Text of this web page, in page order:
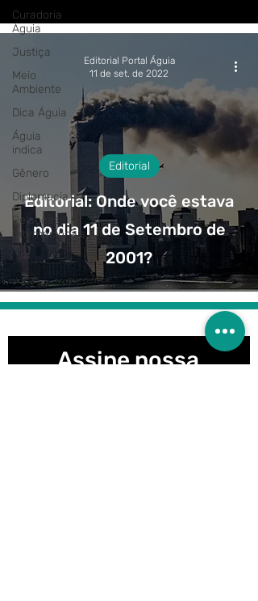
Curadoria
Águia
Justiça
Meio
Ambiente
Dica Águia
Águia
indica
Gênero
Diplomacia
Relações
Internacionais
Editorial: Onde você estava
no dia 11 de Setembro de
2001?
Editorial
Editorial Portal Águia
11 de set. de 2022
Assine nossa